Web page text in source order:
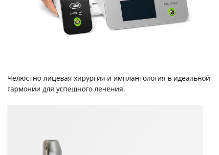
Челюстно-лицевая хирургия и имплантология в идеальной
гармонии для успешного лечения.